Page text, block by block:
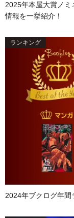
2025年本屋大賞ノ
情報を一挙紹介！
ランキング
2024年ブクログ年間